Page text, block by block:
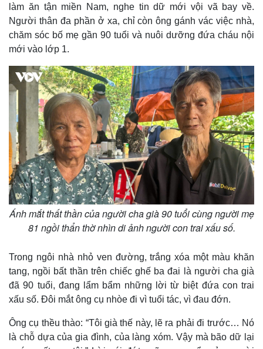
Kinh tế
Khởi nghiệp
Thị trường
Tỷ giá
Chứng khoán
Giá cà phê
làm ăn tận miền Nam, nghe tin dữ mới vội vã bay về.
Người thân đa phần ở xa, chỉ còn ông gánh vác việc nhà,
chăm sóc bố mẹ gần 90 tuổi và nuôi dưỡng đứa cháu nội
mới vào lớp 1.
Ánh mắt thất thần của người cha già 90 tuổi cùng người mẹ
81 ngồi thẩn thờ nhìn di ảnh người con trai xấu số.
Trong ngôi nhà nhỏ ven đường, trắng xóa một màu khăn
tang, ngồi bất thần trên chiếc ghế ba đai là người cha già
đã 90 tuổi, đang lẩm bẩm những lời từ biệt đứa con trai
xấu số. Đôi mắt ông cụ nhòe đi vì tuổi tác, vì đau đớn.
Ông cụ thều thào: “Tôi già thế này, lẽ ra phải đi trước… Nó
là chỗ dựa của gia đình, của làng xóm. Vậy mà bão dữ lại